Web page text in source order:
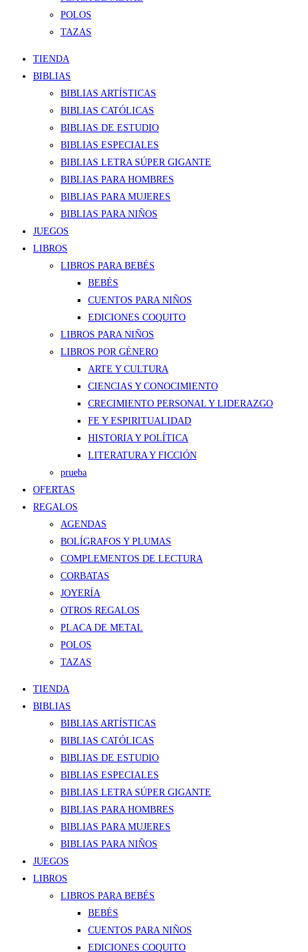
POLOS
TAZAS
TIENDA
BIBLIAS
BIBLIAS ARTÍSTICAS
BIBLIAS CATÓLICAS
BIBLIAS DE ESTUDIO
BIBLIAS ESPECIALES
BIBLIAS LETRA SÚPER GIGANTE
BIBLIAS PARA HOMBRES
BIBLIAS PARA MUJERES
BIBLIAS PARA NIÑOS
JUEGOS
LIBROS
LIBROS PARA BEBÉS
BEBÉS
CUENTOS PARA NIÑOS
EDICIONES COQUITO
LIBROS PARA NIÑOS
LIBROS POR GÉNERO
ARTE Y CULTURA
CIENCIAS Y CONOCIMIENTO
CRECIMIENTO PERSONAL Y LIDERAZGO
FE Y ESPIRITUALIDAD
HISTORIA Y POLÍTICA
LITERATURA Y FICCIÓN
prueba
OFERTAS
REGALOS
AGENDAS
BOLÍGRAFOS Y PLUMAS
COMPLEMENTOS DE LECTURA
CORBATAS
JOYERÍA
OTROS REGALOS
PLACA DE METAL
POLOS
TAZAS
TIENDA
BIBLIAS
BIBLIAS ARTÍSTICAS
BIBLIAS CATÓLICAS
BIBLIAS DE ESTUDIO
BIBLIAS ESPECIALES
BIBLIAS LETRA SÚPER GIGANTE
BIBLIAS PARA HOMBRES
BIBLIAS PARA MUJERES
BIBLIAS PARA NIÑOS
JUEGOS
LIBROS
LIBROS PARA BEBÉS
BEBÉS
CUENTOS PARA NIÑOS
EDICIONES COQUITO